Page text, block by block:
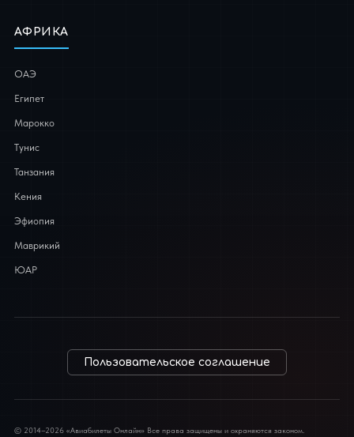
АФРИКА
ОАЭ
Египет
Марокко
Тунис
Танзания
Кения
Эфиопия
Маврикий
ЮАР
Пользовательское соглашение
© 2014–2026 «Авиабилеты Онлайн» Все права защищены и охраняются законом.